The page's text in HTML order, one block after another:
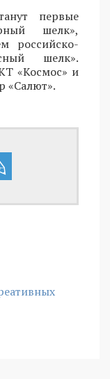
первые
шелк»,
российско-
шелк».
«Космос» и
«Салют».